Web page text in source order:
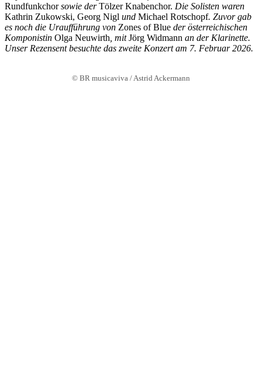
Rundfunkchorsowie derTölzer Knabenchor. Die Solisten waren
Kathrin Zukowski, Georg Nigl und Michael Rotschopf. Zuvor gab
es noch die Uraufführung von Zones of Blue der österreichischen
Komponistin Olga Neuwirth , mitJörg Widmann an der Klarinette.
Unser Rezensent besuchte das zweite Konzert am 7. Februar 2026.
© BR musicaviva / Astrid Ackermann